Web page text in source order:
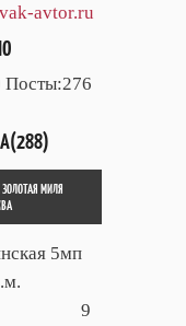
avtor.ru
Посты:276
МИЛЯ
5мп
9